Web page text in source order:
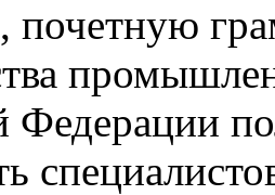
почетную
Федерации